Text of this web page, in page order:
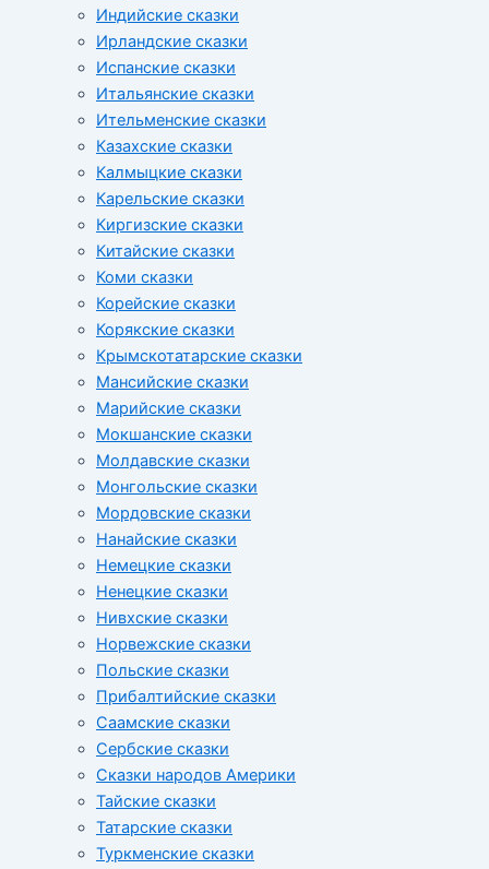
Индийские сказки
Ирландские сказки
Испанские сказки
Итальянские сказки
Ительменские сказки
Казахские сказки
Калмыцкие сказки
Карельские сказки
Киргизские сказки
Китайские сказки
Коми сказки
Корейские сказки
Корякские сказки
Крымскотатарские сказки
Мансийские сказки
Марийские сказки
Мокшанские сказки
Молдавские сказки
Монгольские сказки
Мордовские сказки
Нанайские сказки
Немецкие сказки
Ненецкие сказки
Нивхские сказки
Норвежские сказки
Польские сказки
Прибалтийские сказки
Cаамские сказки
Сербские сказки
Сказки народов Америки
Тайские сказки
Татарские сказки
Туркменские сказки